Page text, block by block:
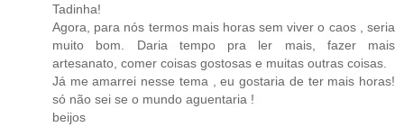
Tadinha!
Agora, para nós termos mais horas sem viver o caos , seria
muito bom. Daria tempo pra ler mais, fazer mais
artesanato, comer coisas gostosas e muitas outras coisas.
Já me amarrei nesse tema , eu gostaria de ter mais horas!
só não sei se o mundo aguentaria !
beijos